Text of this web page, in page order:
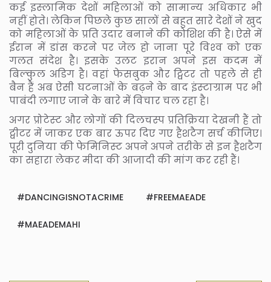
कई इस्‍लामिक देशों महिलाओं को सामान्‍य अधिकार भी
नहीं होते। लेकिन पिछले कुछ सालों से बहुत सारे देशों ने खुद
को महिलाओं के प्रति उदार बनाने की कोशिश की है। ऐसे में
ईरान में डांस करने पर जेल हो जाना पूरे विश्‍व को एक
गलत संदेश है। इसके उलट इरान अपने इस कदम में
बिल्‍कुल अडिग है। वहां फेसबुक और ट्विटर तो पहले से ही
बैन हैं अब ऐसी घटनाओं के बढ़ने के बाद इंस्‍टाग्राम पर भी
पाबंदी लगाए जाने के बारे में विचार चल रहा है।
अगर प्रोटेस्‍ट और लोगों की दिलचस्‍प प्रतिक्रिया देखनी हैं तो
ट्वीटर में जाकर एक बार ऊपर दिए गए हैशटैग सर्च कीजिए।
पूरी दुनिया की फेमिनिस्‍ट अपने अपने तरीके से इन हैशटैग
का सहारा लेकर मीदा की आजादी की मांग कर रही हैं।
DANCINGISNOTACRIME FREEMAEADE
MAEADEMAHI